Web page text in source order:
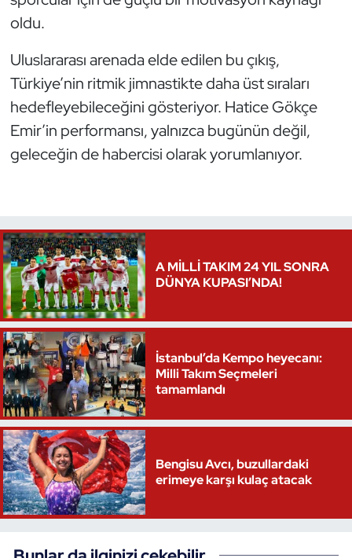
oldu.
Uluslararası arenada elde edilen bu çıkış,
Türkiye’nin ritmik jimnastikte daha üst sıraları
hedefleyebileceğini gösteriyor. Hatice Gökçe
Emir’in performansı, yalnızca bugünün değil,
geleceğin de habercisi olarak yorumlanıyor.
A MİLLİ TAKIM 24 YIL SONRA
DÜNYA KUPASI’NDA!
İstanbul’da Kempo heyecanı:
Milli Takım Seçmeleri
tamamlandı
Bengisu Avcı, buzullardaki
erimeye karşı kulaç atacak
Triatlon
Voleybol
Vücut Geliştirme Fitness
Wushu Kungfu
Yüzme